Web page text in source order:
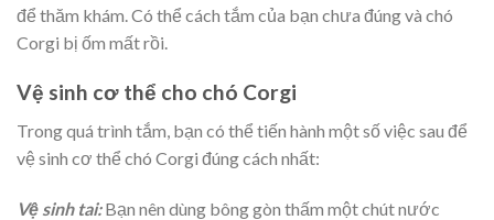
để thăm khám. Có thể cách tắm của bạn chưa đúng và chó
Corgi bị ốm mất rồi.
Vệ sinh cơ thể cho chó Corgi
Trong quá trình tắm, bạn có thể tiến hành một số việc sau để
vệ sinh cơ thể chó Corgi đúng cách nhất:
Vệ sinh tai:Bạn nên dùng bông gòn thấm một chút nước